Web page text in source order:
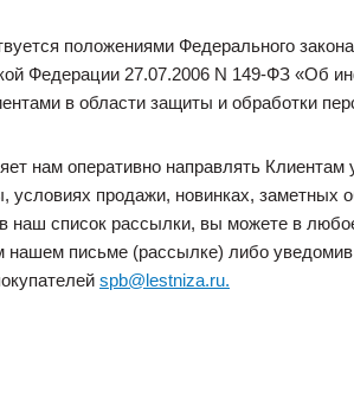
положениями Федерального
Федерации 27.07.2006 N 149-ФЗ «Об
в области защиты и обработки
нам оперативно направлять
условиях продажи, новинках,
список рассылки, вы можете в
письме (рассылке) либо
spb@lestniza.ru.